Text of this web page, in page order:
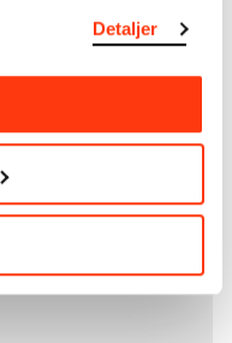
Detaljer
Munchs
Munchs